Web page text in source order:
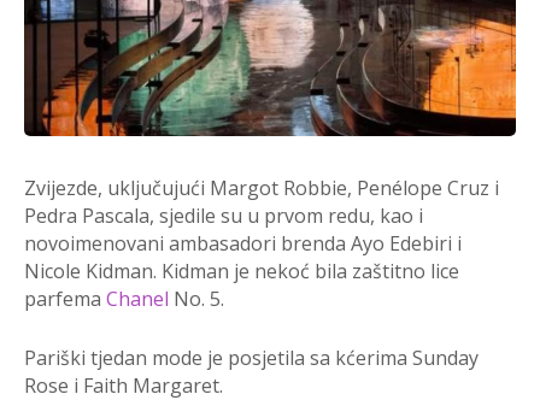
Zvijezde, uključujući Margot Robbie, Penélope Cruz i
Pedra Pascala, sjedile su u prvom redu, kao i
novoimenovani ambasadori brenda Ayo Edebiri i
Nicole Kidman. Kidman je nekoć bila zaštitno lice
parfema Chanel No. 5.
Pariški tjedan mode je posjetila sa kćerima Sunday
Rose i Faith Margaret.